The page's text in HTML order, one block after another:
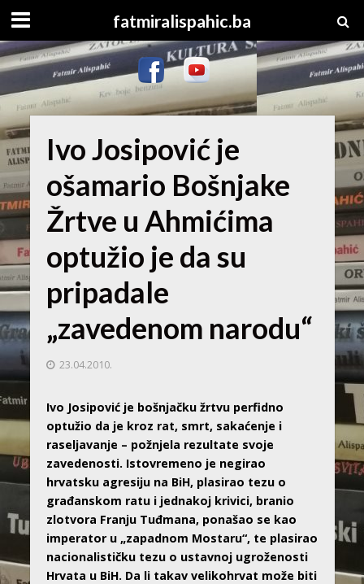
fatmiralispahic.ba
Ivo Josipović je
ošamario Bošnjake
Žrtve u Ahmićima
optužio je da su
pripadale
„zavedenom narodu“
23.04.2010.
Ivo Josipović je bošnjačku žrtvu perfidno
optužio da je kroz rat, smrt, sakaćenje i
raseljavanje – požnjela rezultate svoje
zavedenosti. Istovremeno je negirao
hrvatsku agresiju na BiH, plasirao tezu o
građanskom ratu i jednakoj krivici, branio
zlotvora Franju Tuđmana, ponašao se kao
imperator u „zapadnom Mostaru“, te plasirao
nacionalističku tezu o ustavnoj ugroženosti
Hrvata u BiH. Da li takav velikohrvat može biti